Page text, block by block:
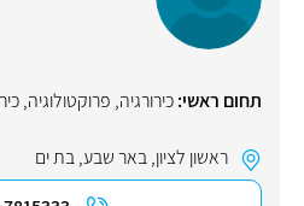
תחום ראשי:כירורגיה, פרוקטולוגיה,
ראשון לציון,באר שבע,בת ים